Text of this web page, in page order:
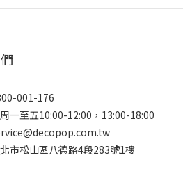
001-176
一至五10:00-12:00，13:00-18:00
市松山區八德路4段283號1樓